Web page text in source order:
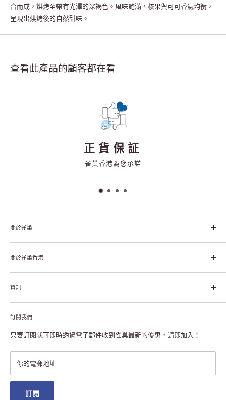
合而成，烘烤至帶有光澤的深褐色。風味飽滿，核果與可可香氣均衡，
呈現出烘烤後的自然甜味。
查看此產品的顧客都在看
正貨保証
雀巢香港為您承諾
關於雀巢
雀巢集團起源於1866年的瑞士，目前是全球領先的「營養、健康、
幸福生活」企業。雀巢的目標是「我們充分發掘食品的力量，提升
關於雀巢香港
關於雀巢香港
雀巢香港創造共享價值
聯絡我們
私隱聲明
註冊NESCAFÉ® Dolce Gusto®咖啡機
資訊
付款及送貨
退貨或更換
常見問題
雀巢會員獎賞
澳門地區送貨
訂閱我們
只要訂閱就可即時透過電子郵件收到雀巢最新的優惠，請即加入！
你的電郵地址
訂閱